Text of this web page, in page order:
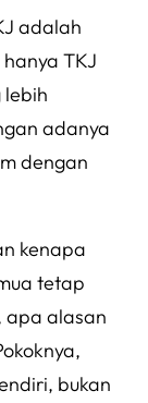
adalah
TKJ
lebih
adanya
dengan
kenapa
tetap
apa alasan
bukan